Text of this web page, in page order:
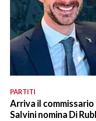
PARTITI
Arriva il commissario
Salvini nomina Di